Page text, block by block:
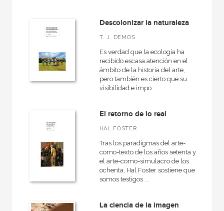
Descolonizar la naturaleza
T. J. DEMOS
Es verdad que la ecología ha
recibido escasa atención en el
ámbito de la historia del arte,
pero también es cierto que su
visibilidad e impo...
El retorno de lo real
HAL FOSTER
Tras los paradigmas del arte-
como-texto de los años setenta y
el arte-como-simulacro de los
ochenta, Hal Foster sostiene que
somos testigos ...
La ciencia de la imagen